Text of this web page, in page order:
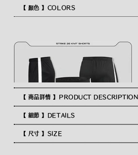
【 顏色 】COLORS
【 商品詳情 】PRODUCT DESCRIPTION
【 細節 】DETAILS
【 尺寸 】SIZE